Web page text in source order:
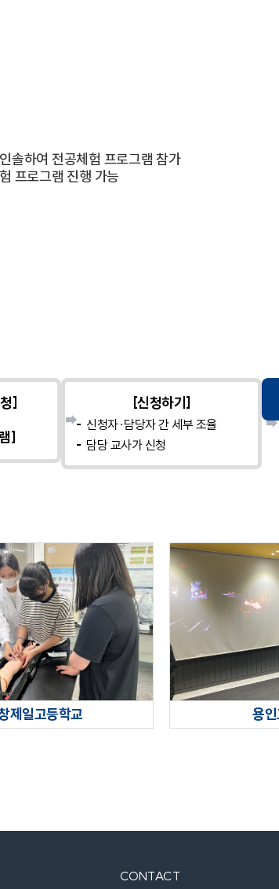
솔하여 전공체험 프로그램 참가
프로그램 진행 가능
]
]
[신청하기]
신청자·담당자 간 세부 조율
담당 교사가 신청
제일고등학교 용
CONTACT